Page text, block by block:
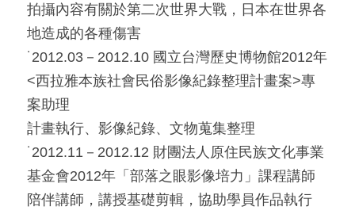
拍攝內容有關於第二次世界大戰，日本在世界各
地造成的各種傷害
˙2012.03－2012.10 國立台灣歷史博物館2012年
<西拉雅本族社會民俗影像紀錄整理計畫案>專
案助理
計畫執行、影像紀錄、文物蒐集整理
˙2012.11－2012.12 財團法人原住民族文化事業
基金會2012年「部落之眼影像培力」課程講師
陪伴講師，講授基礎剪輯，協助學員作品執行